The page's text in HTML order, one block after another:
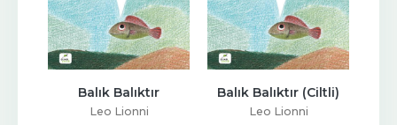
Balık Balıktır
Leo Lionni
Balık Balıktır (Ciltli)
Leo Lionni